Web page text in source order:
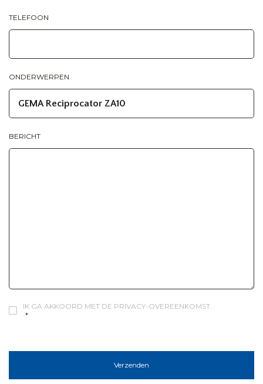
TELEFOON
ONDERWERPEN
BERICHT
IK GA AKKOORD MET DE PRIVACY-OVEREENKOMST.
*